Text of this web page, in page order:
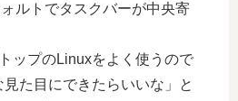
ルトでタスクバーが中央寄
ップのLinuxをよく使うので
見た目にできたらいいな」と